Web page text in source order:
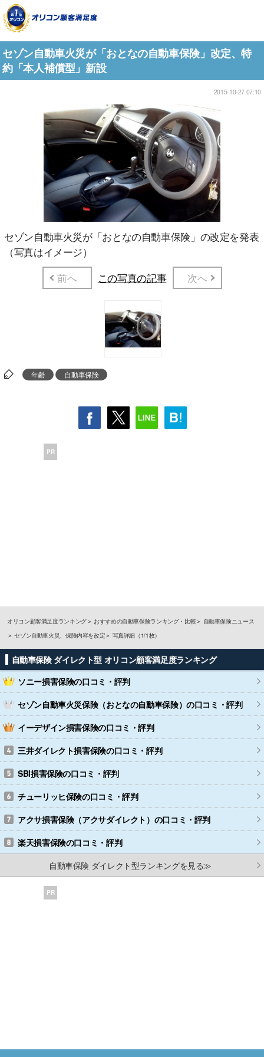
セゾン自動車火災が「おとなの自動車保険」改定、特
約「本人補償型」新設
2015-10-27 07:10
セゾン自動車火災が「おとなの自動車保険」の改定を発表
（写真はイメージ）
前へ
この写真の記事 次へ
年齢 自動車保険
PR
オリコン顧客満足度ランキング おすすめの自動車保険ランキング・比較
自動車保険ニュース
セゾン自動車火災、保険内容を改定
写真詳細（1/1枚）
自動車保険 ダイレクト型 オリコン顧客満足度ランキング
ソニー損害保険の口コミ・評判
セゾン自動車火災保険（おとなの自動車保険）の口コミ・評判
イーデザイン損害保険の口コミ・評判
三井ダイレクト損害保険の口コミ・評判
SBI損害保険の口コミ・評判
チューリッヒ保険の口コミ・評判
アクサ損害保険（アクサダイレクト） の口コミ・評判
楽天損害保険の口コミ・評判
自動車保険 ダイレクト型ランキングを見る≫
PR